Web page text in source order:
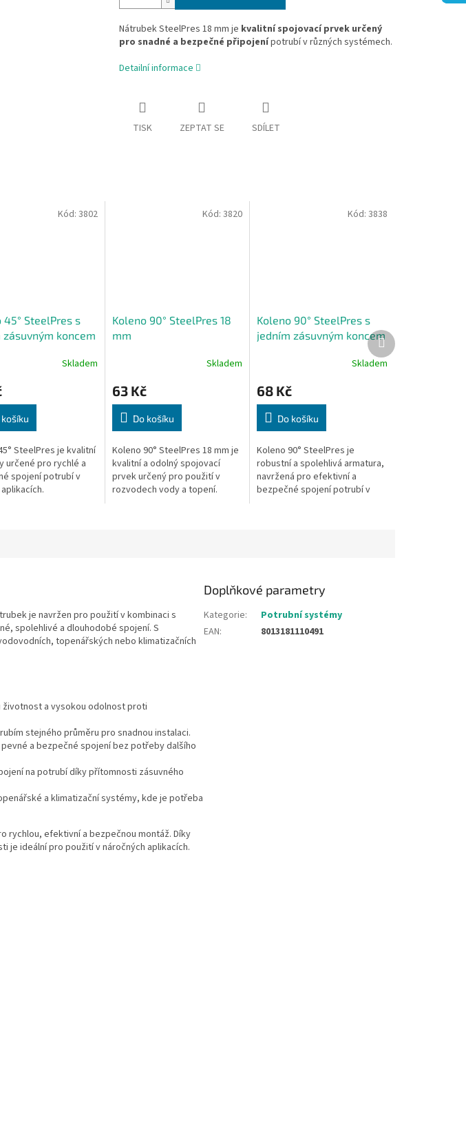
Nátrubek SteelPres 18 mm je kvalitní spojovací prvek určený
pro snadné a bezpečné připojenípotrubí v různých systémech.
Detailní informace
TISK ZEPTAT SE SDÍLET
45° SteelPres s
zásuvným koncem
Skladem
košíku
SteelPres je kvalitní
určené pro rychlé a
spojení potrubí v
Kód: 3802
Koleno 90° SteelPres 18
mm
Skladem
63 Kč
Do košíku
Koleno 90° SteelPres 18 mm je
kvalitní a odolný spojovací
prvek určený pro použití v
rozvodech vody a topení.
Kód:3820
Koleno 90° SteelPres s
jedním zásuvným koncem
Skladem
68 Kč
Do košíku
Koleno 90° SteelPres je
robustní a spolehlivá armatura,
navržená pro efektivní a
bezpečné spojení potrubí v
Kód: 3838
Další
produkt
je navržen pro použití v kombinaci s
spolehlivé a dlouhodobé spojení. S
topenářských nebo klimatizačních
životnost a vysokou odolnost proti
stejného průměru pro snadnou instalaci.
a bezpečné spojení bez potřeby dalšího
na potrubí díky přítomnosti zásuvného
a klimatizační systémy, kde je potřeba
rychlou, efektivní a bezpečnou montáž. Díky
je ideální pro použití v náročných aplikacích.
Doplňkové parametry
Kategorie:
Potrubní systémy
EAN: 8013181110491